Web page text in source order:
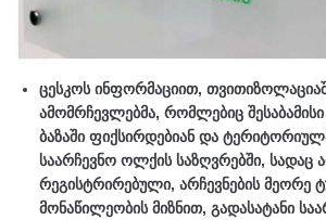
ცესკოს ინფორმაციით,
ამომრჩევლებმა, რომლებიც შესაბამისი
ბაზაში ფიქსირდებიან და
საარჩევნო ოლქის საზღვრებში, სადაც
რეგისტრირებული, არჩევნების მეორე
მონაწილეობის მიზნით, გადასატანი